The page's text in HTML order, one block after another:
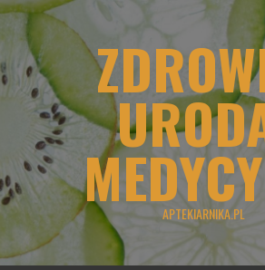
Skip
content
APTEKIARNIKA.PL